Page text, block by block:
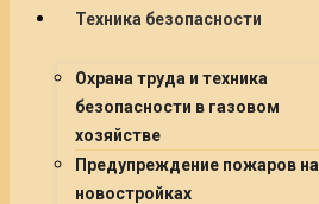
Техника безопасности
Охрана труда и техника
безопасности в газовом
хозяйстве
Предупреждение пожаров на
новостройках